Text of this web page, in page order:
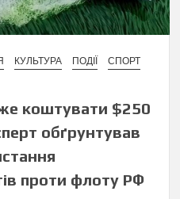
КУЛЬТУРА ПОДІЇ
СПОРТ
коштувати $250
обґрунтував
проти флоту РФ